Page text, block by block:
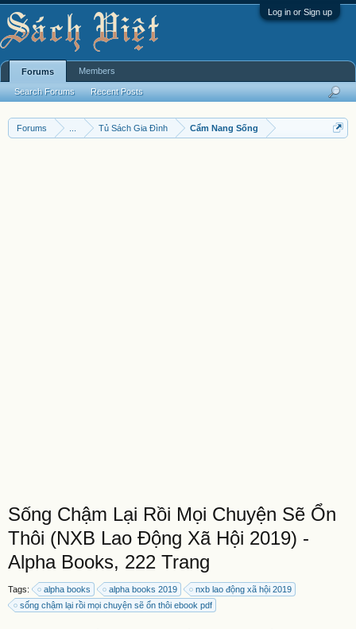
Log in or Sign up
Forums Tủ Sách Gia Đình Cẩm Nang Sống
Sống Chậm Lại Rồi Mọi Chuyện Sẽ Ổn
Thôi (NXB Lao Động Xã Hội 2019) -
Alpha Books, 222 Trang
Tags: alpha books alpha books 2019
nxb lao động xã hội 2019
sống chậm lại rồi mọi chuyện sẽ ổn thôi ebook pdf
Forums
Search Forums Recent Posts
Members